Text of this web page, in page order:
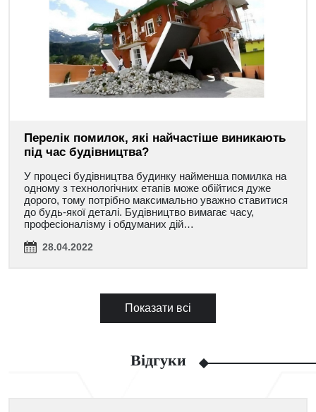
Перелік помилок, які найчастіше виникають
під час будівництва?
У процесі будівництва будинку найменша помилка на
одному з технологічних етапів може обійтися дуже
дорого, тому потрібно максимально уважно ставитися
до будь-якої деталі. Будівництво вимагає часу,
професіоналізму і обдуманих дій…
28.04.2022
Показати всі
Відгуки